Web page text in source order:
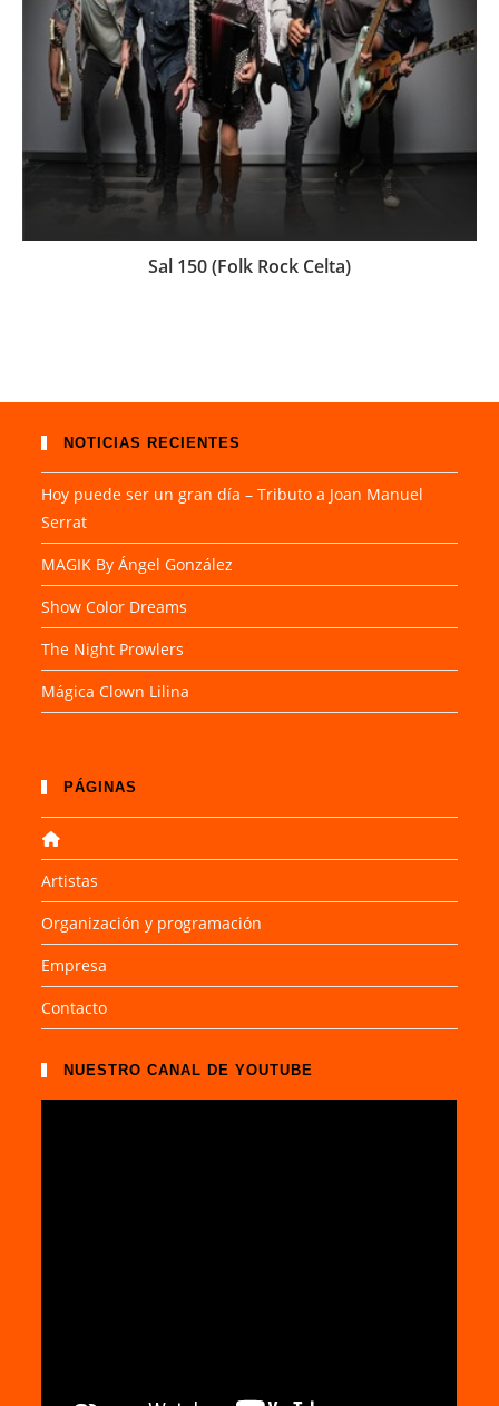
Sal 150 (Folk Rock Celta)
NOTICIAS RECIENTES
Hoy puede ser un gran día – Tributo a Joan Manuel
Serrat
MAGIK By Ángel González
Show Color Dreams
The Night Prowlers
Mágica Clown Lilina
PÁGINAS
Artistas
Organización y programación
Empresa
Contacto
NUESTRO CANAL DE YOUTUBE